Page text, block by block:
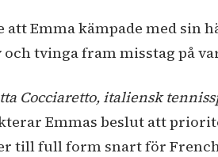
och tvinga fram misstag på
Cocciaretto, italiensk
till full form snart för